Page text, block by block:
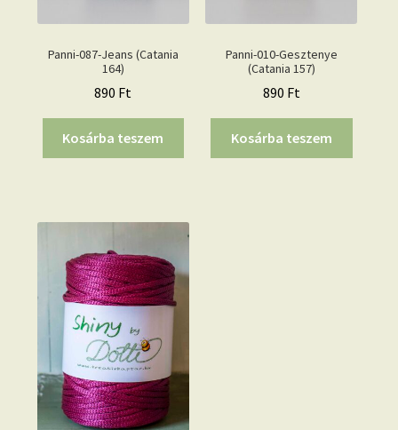
Panni-087-Jeans (Catania
164)
890 Ft
Kosárba teszem
Panni-010-Gesztenye
(Catania 157)
890 Ft
Kosárba teszem